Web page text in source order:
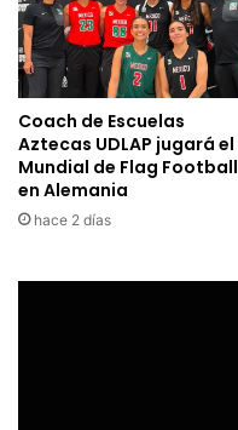
Coach de Escuelas
Aztecas UDLAP jugará el
Mundial de Flag Football
en Alemania
hace 2 días